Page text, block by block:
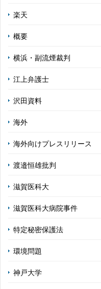
楽天
概要
横浜・副流煙裁判
江上弁護士
沢田資料
海外
海外向けプレスリリース
渡邉恒雄批判
滋賀医科大
滋賀医科大病院事件
特定秘密保護法
環境問題
神戸大学